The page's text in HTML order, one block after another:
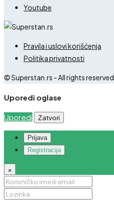
Youtube
Pravila i uslovi korišćenja
Politika privatnosti
© Superstan.rs - All rights reserved
Uporedi oglase
Uporedi Zatvori
Prijava
Registracija
×